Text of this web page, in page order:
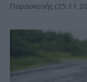
Παρασκευής